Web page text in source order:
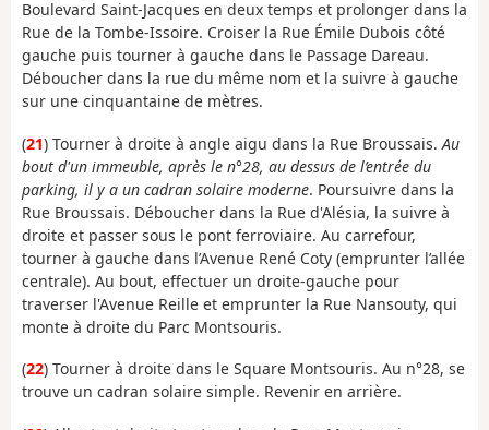
Boulevard Saint-Jacques en deux temps et prolonger dans la
Rue de la Tombe-Issoire. Croiser la Rue Émile Dubois côté
gauche puis tourner à gauche dans le Passage Dareau.
Déboucher dans la rue du même nom et la suivre à gauche
sur une cinquantaine de mètres.
(21) Tourner à droite à angle aigu dans la Rue Broussais. Au
bout d'un immeuble, après le n°28, au dessus de l’entrée du
parking, il y a un cadran solaire moderne. Poursuivre dans la
Rue Broussais. Déboucher dans la Rue d'Alésia, la suivre à
droite et passer sous le pont ferroviaire. Au carrefour,
tourner à gauche dans l’Avenue René Coty (emprunter l’allée
centrale). Au bout, effectuer un droite-gauche pour
traverser l'Avenue Reille et emprunter la Rue Nansouty, qui
monte à droite du Parc Montsouris.
(22) Tourner à droite dans le Square Montsouris. Au n°28, se
trouve un cadran solaire simple. Revenir en arrière.